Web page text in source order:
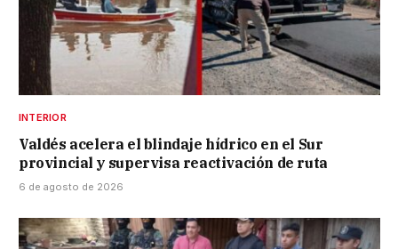
INTERIOR
Valdés acelera el blindaje hídrico en el Sur
provincial y supervisa reactivación de ruta
6 de agosto de 2026